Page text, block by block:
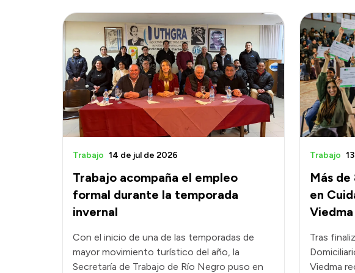
Trabajo acompaña el empleo
formal durante la temporada
invernal
Trabajo 14 de jul de 2026
Con el inicio de una de las temporadas de
mayor movimiento turístico del año, la
Secretaría de Trabajo de Río Negro puso en
Más
en
Viedma
Trabajo
Tras
Viedma